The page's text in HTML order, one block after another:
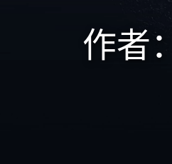
作者